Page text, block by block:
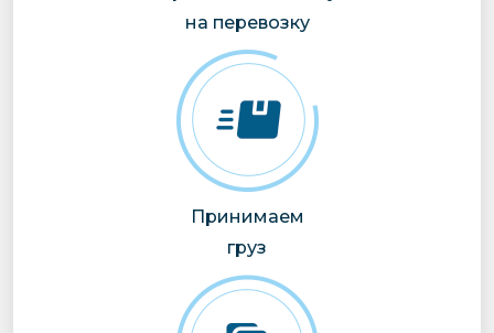
на перевозку
Принимаем
груз